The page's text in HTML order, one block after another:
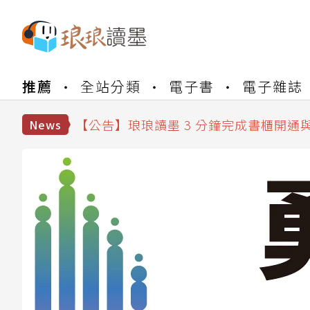
推薦 全站分類 電子書 電子雜誌
News
【公告】琅琅讀墨數位閱讀資產合併與
【公告】琅琅讀墨書櫃開通常見問題
【公告】琅琅讀墨 3 分鐘完成書櫃開
【公告】琅琅書店服務升級重要說明及